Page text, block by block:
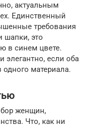
актуальным
Единственный
требования
шапки, это
в синем цвете.
элегантно, если оба
материала.
женщин,
Что, как ни